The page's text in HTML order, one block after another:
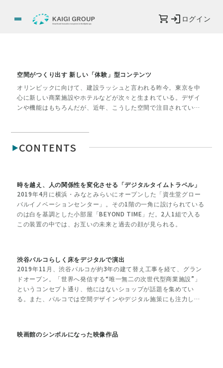
ログイン
空間がつくり出す 新しい「体験」型コンテンツ
オリンピックに向けて、建設ラッシュと言われる昨今。東京を中
心に新しい商業施設やホテルなどが次々と生まれている。デザイ
ンや機能はもちろんだが、近年、こうした空間で注目されている
であったり、かたちがないものかもしれないが、その空間を訪れ
た人にどのような体験をもたらすのか、企画に携わった人たちに
話を聞いた。
CONTENTS
時を越え、人の関係性を変化させる「デジタルタイムトラベル」
2019年4月に横浜・みなとみらいにオープンした「資生堂グロー
バルイノベーションセンター」。その1階の一角に設けられている
のは白を基調とした小部屋「BEYOND TIME」だ。2人1組で入る
この装置の中では、お互いの未来と過去の顔が見られる。
渋谷パルコらしく床をデジタルで演出
2019年11月、渋谷パルコが約3年の建て替え工事を経て、グラン
ドオープン。「世界へ発信する“唯一無二の次世代型商業施設”」
というコンセプト通り、他にはないショップが話題を集めてい
る。また、パルコでは空間デザインやデジタル施策にも注力して
たオムニチャネル型売場ではデジタルを活用し、床が人の動きに
映画館のシンボルになった映像作品